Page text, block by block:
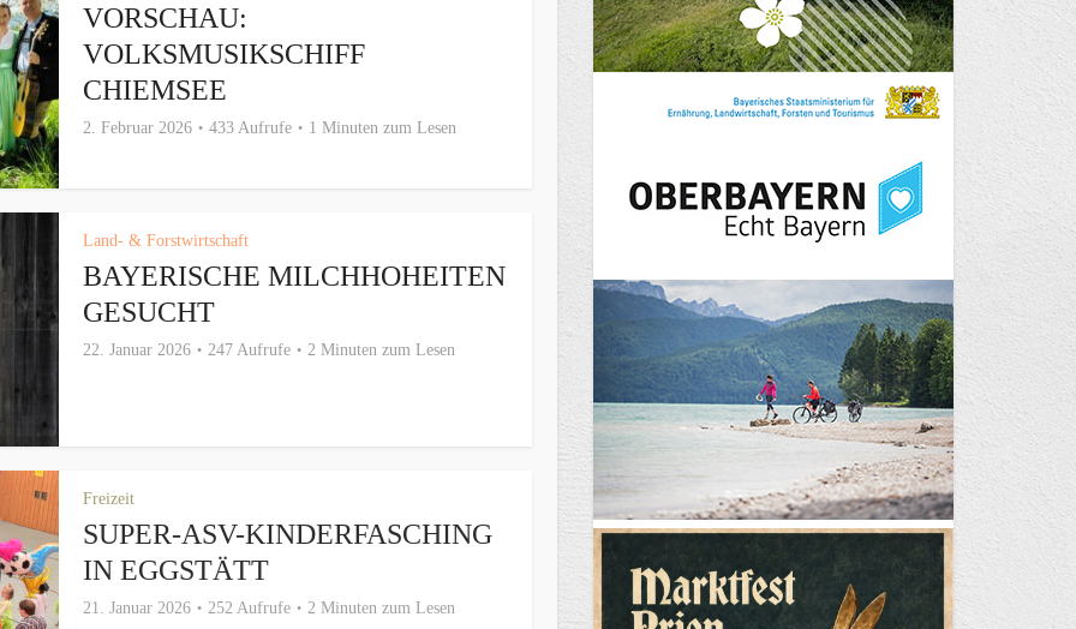
VORSCHAU:
VOLKSMUSIKSCHIFF
CHIEMSEE
2. Februar 2026 433 Aufrufe 1 Minuten zum Lesen
Land- & Forstwirtschaft
BAYERISCHE MILCHHOHEITEN
GESUCHT
22. Januar 2026 247 Aufrufe 2 Minuten zum Lesen
Freizeit
SUPER-ASV-KINDERFASCHING
IN EGGSTÄTT
21. Januar 2026 252 Aufrufe 2 Minuten zum Lesen